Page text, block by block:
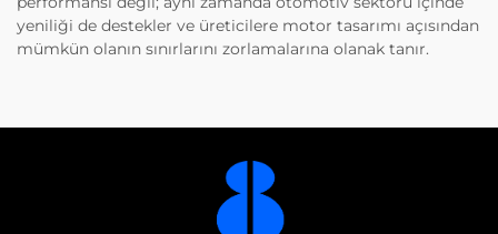
yeniliği de destekler ve üreticilere motor tasarımı açısından
mümkün olanın sınırlarını zorlamalarına olanak tanır.